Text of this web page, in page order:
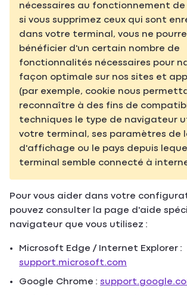
nécessaires au fonctionnement de
si vous supprimez ceux qui sont
dans votre terminal, vous ne
bénéficier d'un certain nombre de
fonctionnalités nécessaires pour
façon optimale sur nos sites et
(par exemple, cookie nous
reconnaître à des fins de
techniques le type de navigateur
votre terminal, ses paramètres de
d'affichage ou le pays depuis
terminal semble connecté à
Pour vous aider dans votre
pouvez consulter la page d'aide
navigateur que vous utilisez :
Microsoft Edge / Internet Explorer :
support.microsoft.com
Google Chrome :